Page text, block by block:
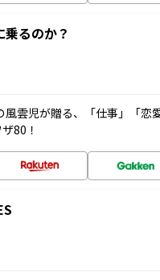
るのか？
雲児が贈る、「仕事」「恋
80！